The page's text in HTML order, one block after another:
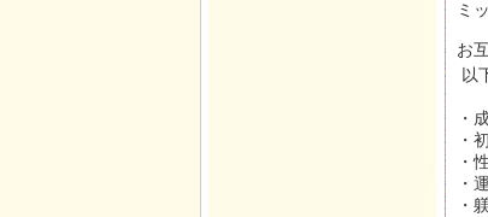
ミ
お
以
・
・
・
・
・